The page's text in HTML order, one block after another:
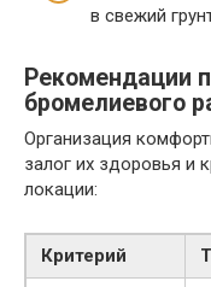
в свежий
Рекомендации
бромелиевого
Организация
залог их здоровья и
локации:
Критерий